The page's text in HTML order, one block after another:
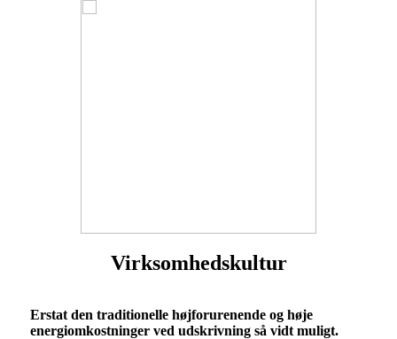
Virksomhedskultur
Erstat den traditionelle højforurenende og høje
energiomkostninger ved udskrivning så vidt muligt.